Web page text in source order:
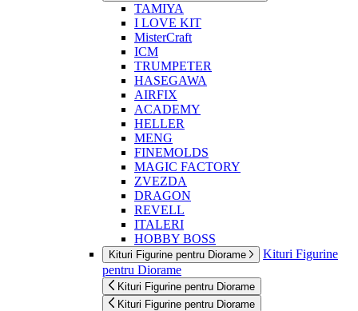
TAMIYA
I LOVE KIT
MisterCraft
ICM
TRUMPETER
HASEGAWA
AIRFIX
ACADEMY
HELLER
MENG
FINEMOLDS
MAGIC FACTORY
ZVEZDA
DRAGON
REVELL
ITALERI
HOBBY BOSS
Kituri Figurine pentru Diorame
Kituri Figurine
pentru Diorame
Kituri Figurine pentru Diorame
Kituri Figurine pentru Diorame